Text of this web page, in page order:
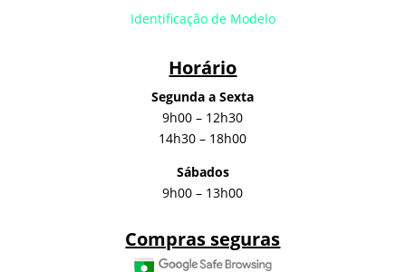
Identificação de Modelo
Horário
Segunda a Sexta
9h00 – 12h30
14h30 – 18h00
Sábados
9h00 – 13h00
Compras seguras